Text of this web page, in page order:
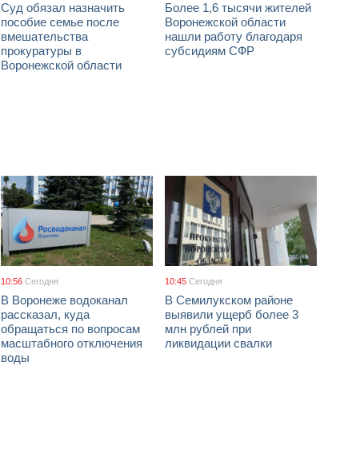
Суд обязал назначить
пособие семье после
вмешательства
прокуратуры в
Воронежской области
Более 1,6 тысячи жителей
Воронежской области
нашли работу благодаря
субсидиям СФР
10:56 Сегодня
В Воронеже водоканал
рассказал, куда
обращаться по вопросам
масштабного отключения
воды
10:45 Сегодня
В Семилукском районе
выявили ущерб более 3
млн рублей при
ликвидации свалки